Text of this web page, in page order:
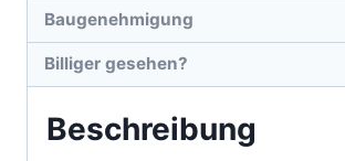
Baugenehmigung
Billiger gesehen?
Beschreibung